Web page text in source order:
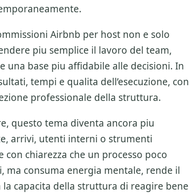
Airbnb per host non e solo
piu semplice il lavoro del team,
una base piu affidabile alle decisioni. In
tempi e qualita dell’esecuzione, con
professionale della struttura.
questo tema diventa ancora piu
arrivi, utenti interni o strumenti
chiarezza che un processo poco
consuma energia mentale, rende il
capacita della struttura di reagire bene